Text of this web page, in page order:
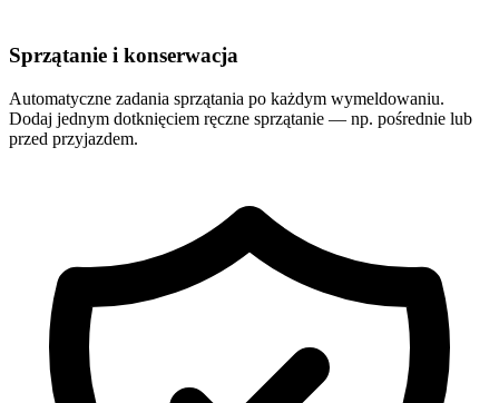
Sprzątanie i konserwacja
Automatyczne zadania sprzątania po każdym wymeldowaniu.
Dodaj jednym dotknięciem ręczne sprzątanie — np. pośrednie lub
przed przyjazdem.